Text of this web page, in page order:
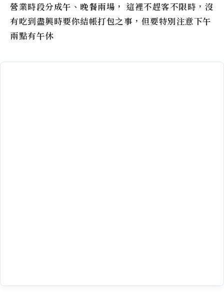
營業時段分成午、晚餐兩場， 這裡不趕客不限時，沒
有吃到盡興時要你結帳打包之事，但要特別注意下午
兩點有午休